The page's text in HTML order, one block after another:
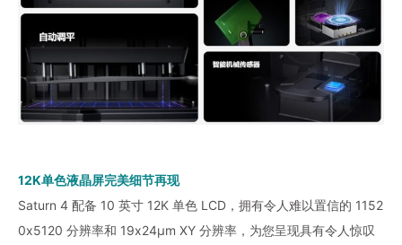
12K单色液晶屏完美细节再现
Saturn 4 配备 10 英寸 12K 单色 LCD，拥有令人难以置信的 1152
0x5120 分辨率和 19x24μm XY 分辨率，为您呈现具有令人惊叹